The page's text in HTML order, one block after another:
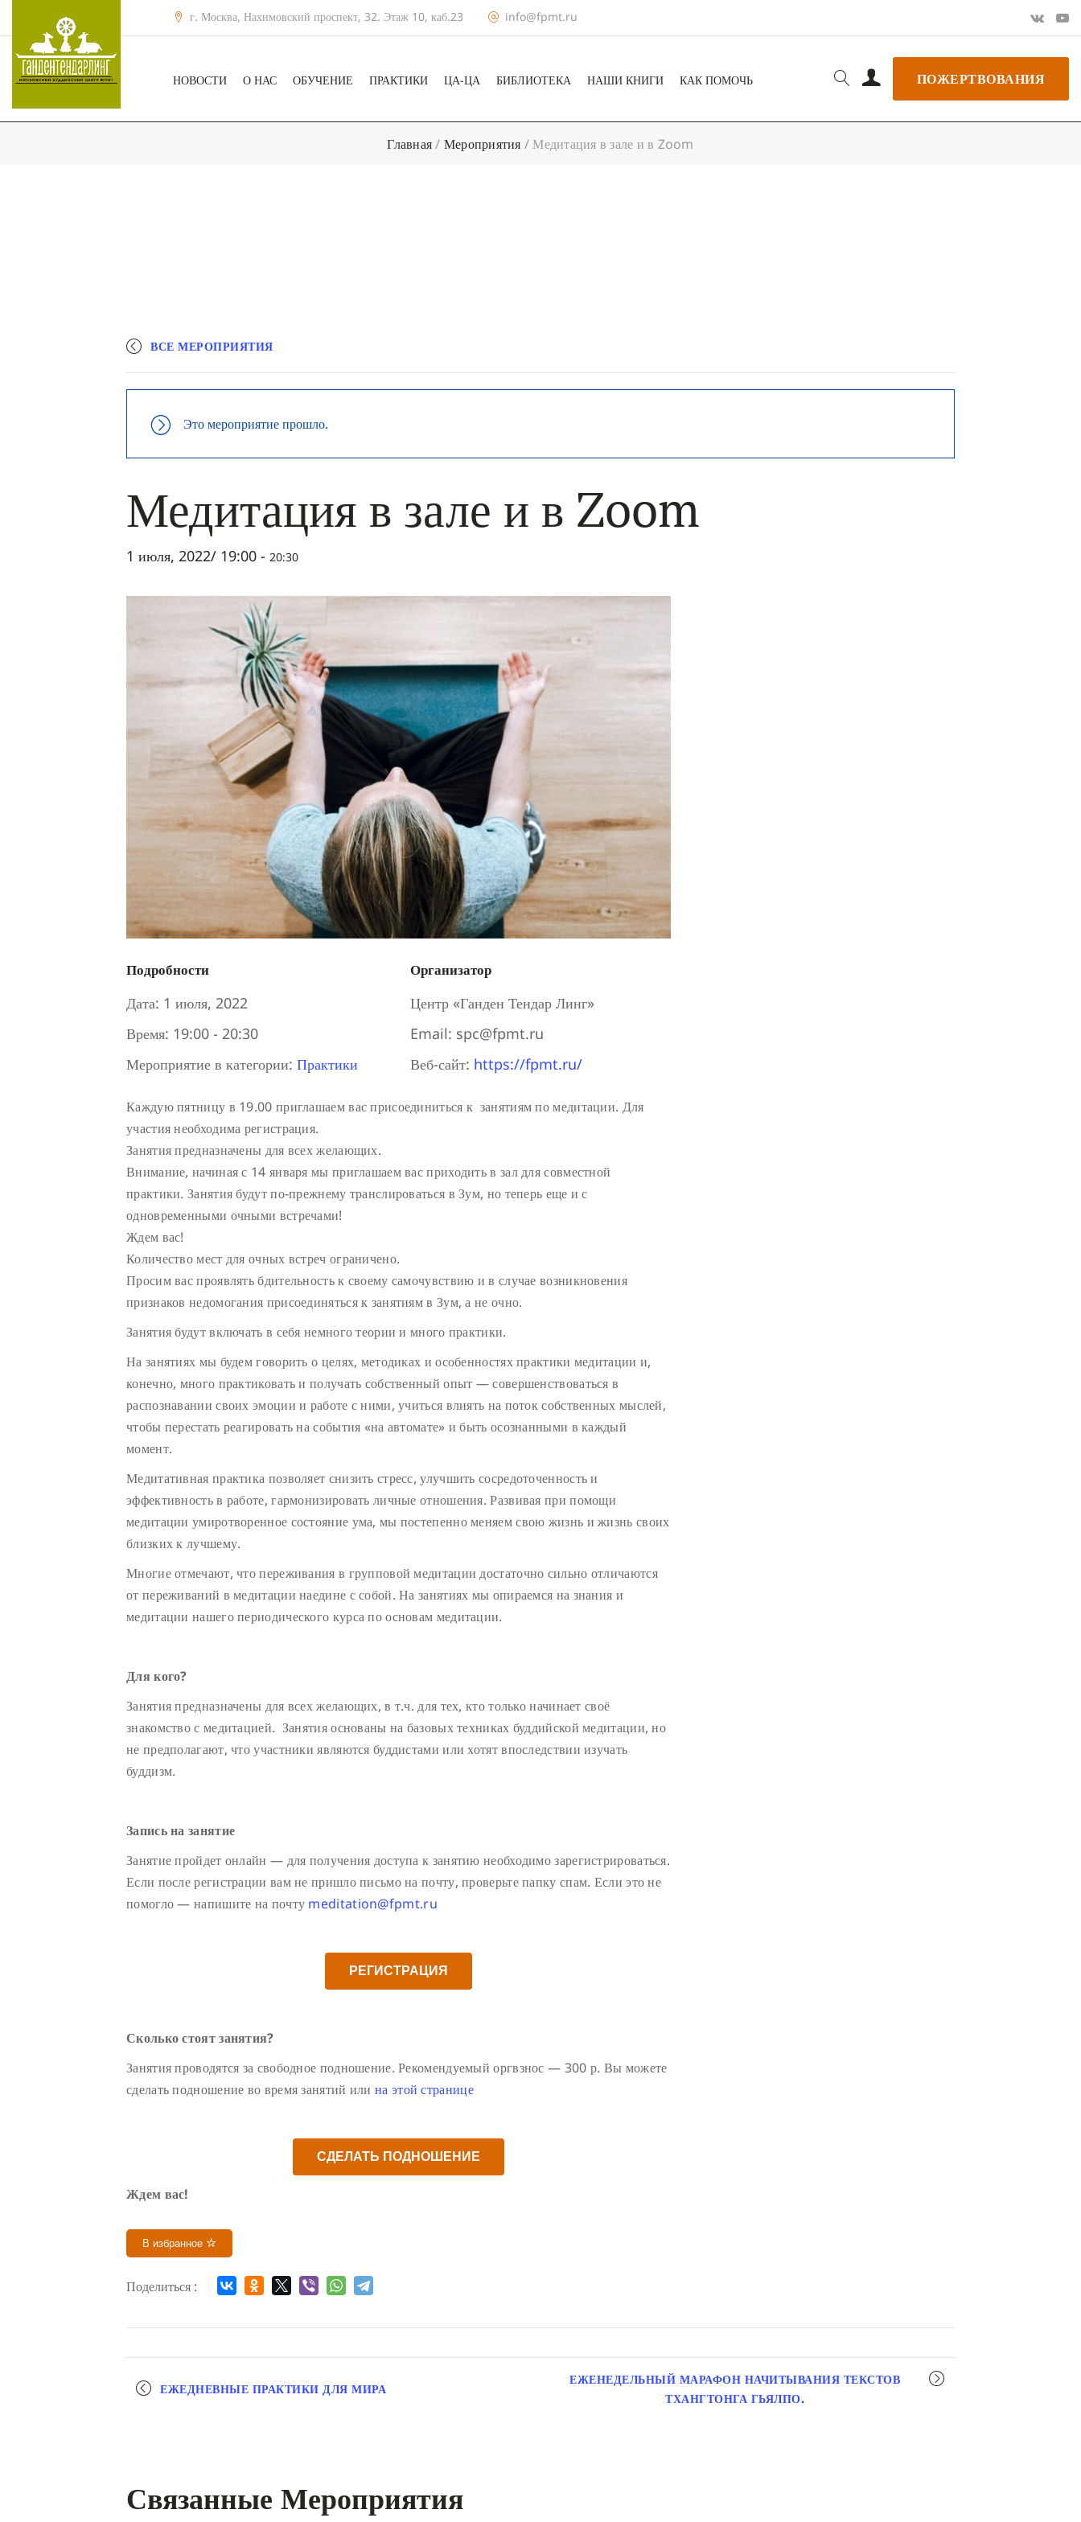
г. Москва, Нахимовский проспект, 32. Этаж 10, каб.23 info@fpmt.ru
НОВОСТИ О НАС ОБУЧЕНИЕ ПРАКТИКИ ЦА-ЦА БИБЛИОТЕКА НАШИ КНИГИ КАК ПОМОЧЬ ПОЖЕРТВОВАНИЯ
Главная/ Мероприятия / Медитация в зале и в Zoom
ВСЕ МЕРОПРИЯТИЯ
Это мероприятие прошло.
Медитация в зале и в Zoom
1 июля, 2022/ 19:00 - 20:30
Подробности
Дата: 1 июля, 2022
Время: 19:00 - 20:30
Мероприятие в категории: Практики
Организатор
Центр «Ганден Тендар Линг»
Email: spc@fpmt.ru
Веб-сайт: https://fpmt.ru/
Каждую пятницу в 19.00 приглашаем вас присоединиться к занятиям по медитации. Для
участия необходима регистрация.
Занятия предназначены для всех желающих.
Внимание, начиная с 14 января мы приглашаем вас приходить в зал для совместной
практики. Занятия будут по-прежнему транслироваться в Зум, но теперь еще и с
одновременными очными встречами!
Ждем вас!
Количество мест для очных встреч ограничено.
Просим вас проявлять бдительность к своему самочувствию и в случае возникновения
признаков недомогания присоединяться к занятиям в Зум, а не очно.
Занятия будут включать в себя немного теории и много практики.
На занятиях мы будем говорить о целях, методиках и особенностях практики медитации и,
конечно, много практиковать и получать собственный опыт — совершенствоваться в
распознавании своих эмоции и работе с ними, учиться влиять на поток собственных мыслей,
чтобы перестать реагировать на события «на автомате» и быть осознанными в каждый
момент.
Медитативная практика позволяет снизить стресс, улучшить сосредоточенность и
эффективность в работе, гармонизировать личные отношения. Развивая при помощи
медитации умиротворенное состояние ума, мы постепенно меняем свою жизнь и жизнь своих
близких к лучшему.
Многие отмечают, что переживания в групповой медитации достаточно сильно отличаются
от переживаний в медитации наедине с собой. На занятиях мы опираемся на знания и
медитации нашего периодического курса по основам медитации.
Для кого?
Занятия предназначены для всех желающих, в т.ч. для тех, кто только начинает своё
знакомство с медитацией. Занятия основаны на базовых техниках буддийской медитации, но
не предполагают, что участники являются буддистами или хотят впоследствии изучать
буддизм.
Запись на занятие
Занятие пройдет онлайн — для получения доступа к занятию необходимо зарегистрироваться.
Если после регистрации вам не пришло письмо на почту, проверьте папку спам. Если это не
помогло — напишите на почту meditation@fpmt.ru
РЕГИСТРАЦИЯ
Сколько стоят занятия?
Занятия проводятся за свободное подношение. Рекомендуемый оргвзнос — 300 р. Вы можете
сделать подношение во время занятий или на этой странице
СДЕЛАТЬ ПОДНОШЕНИЕ
Ждем вас!
В избранное
Поделиться :
Мероприятие
навигация
ЕЖЕДНЕВНЫЕ ПРАКТИКИ ДЛЯ МИРА
ЕЖЕНЕДЕЛЬНЫЙ МАРАФОН НАЧИТЫВАНИЯ ТЕКСТОВ
ТХАНГТОНГА ГЬЯЛПО.
Связанные Мероприятия